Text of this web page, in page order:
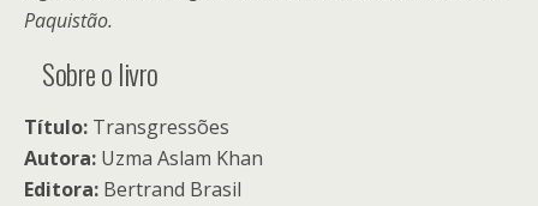
Paquistão.
Sobre o livro
Título: Transgressões
Autora: Uzma Aslam Khan
Editora: Bertrand Brasil